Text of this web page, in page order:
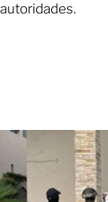
autoridades.